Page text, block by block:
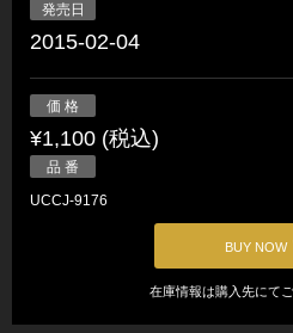
発売日
2015-02-04
価 格
¥1,100 (税込)
品 番
UCCJ-9176
BUY NOW
在庫情報は購入先にて